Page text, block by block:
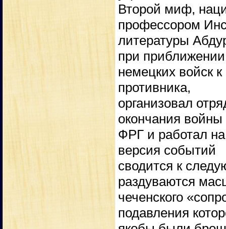
Второй миф,
профессором
литературы
при приближении
немецких войск
противника,
организовал
окончания
ФРГ и работал
версия событий
сводится к
раздуваются
чеченского
подавления